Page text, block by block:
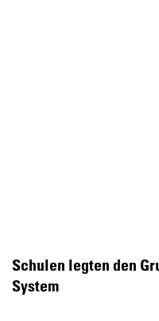
Schulen legten den
System